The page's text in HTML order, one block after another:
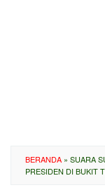
BERANDA » SUARA
PRESIDEN DI BUKIT